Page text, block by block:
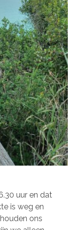
uur en dat
is weg en
ons